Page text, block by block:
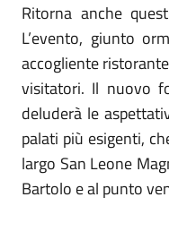
Ritorna anche
L’evento, giunto
accogliente
visitatori. Il nuovo
deluderà le
palati più esigenti,
largo San Leone
Bartolo e al punto